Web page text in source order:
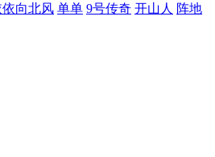
依向北风 单单 9号传奇 开山人 阵地